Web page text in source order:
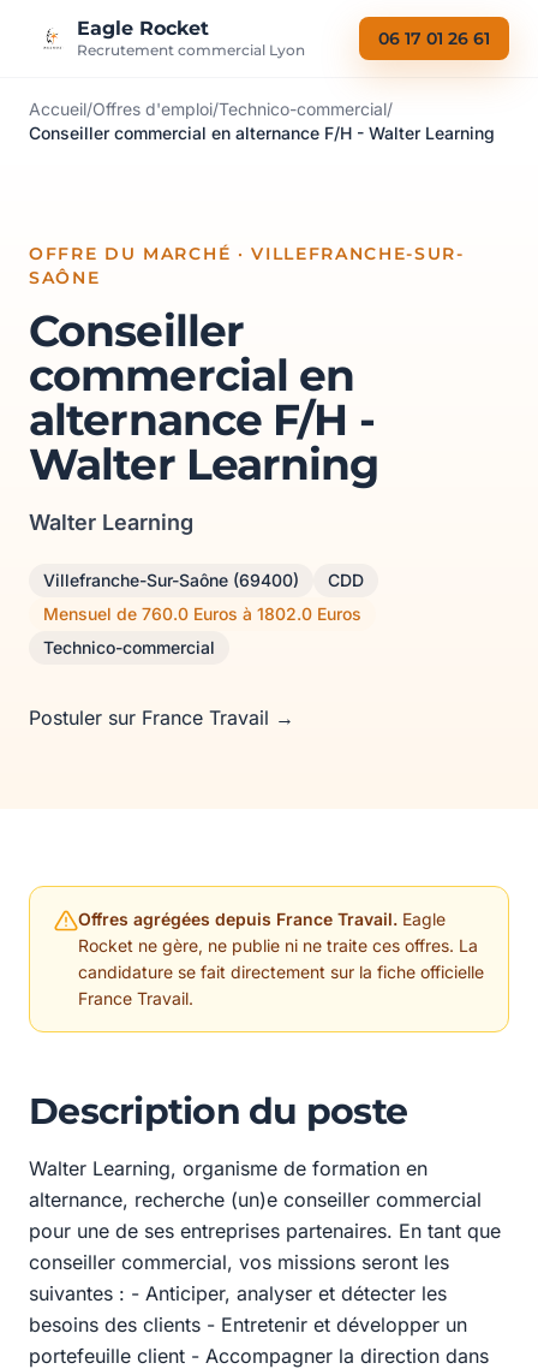
Eagle Rocket
Recrutement commercial Lyon
06 17 01 26 61
Accueil/Offres d'emploi/Technico-commercial/
Conseiller commercial en alternance F/H - Walter Learning
OFFRE DU MARCHÉ · VILLEFRANCHE-SUR-
SAÔNE
Conseiller
commercial en
alternance F/H -
Walter Learning
Walter Learning
Villefranche-Sur-Saône (69400)
CDD
Mensuel de 760.0 Euros à 1802.0 Euros
Technico-commercial
Postuler sur France Travail →
Offres agrégées depuis France Travail. Eagle
Rocket ne gère, ne publie ni ne traite ces offres. La
candidature se fait directement sur la fiche officielle
France Travail.
Description du poste
Walter Learning, organisme de formation en
alternance, recherche (un)e conseiller commercial
pour une de ses entreprises partenaires. En tant que
conseiller commercial, vos missions seront les
suivantes : - Anticiper, analyser et détecter les
besoins des clients - Entretenir et développer un
portefeuille client - Accompagner la direction dans